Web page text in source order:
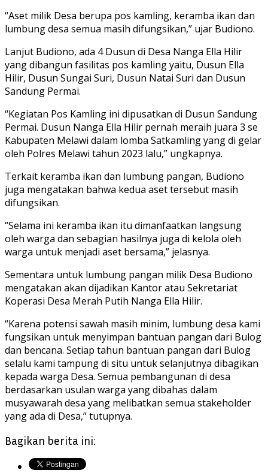
“Aset milik Desa berupa pos kamling, keramba ikan dan
lumbung desa semua masih difungsikan,” ujar Budiono.
Lanjut Budiono, ada 4 Dusun di Desa Nanga Ella Hilir
yang dibangun fasilitas pos kamling yaitu, Dusun Ella
Hilir, Dusun Sungai Suri, Dusun Natai Suri dan Dusun
Sandung Permai.
“Kegiatan Pos Kamling ini dipusatkan di Dusun Sandung
Permai. Dusun Nanga Ella Hilir pernah meraih juara 3 se
Kabupaten Melawi dalam lomba Satkamling yang di gelar
oleh Polres Melawi tahun 2023 lalu,” ungkapnya.
Terkait keramba ikan dan lumbung pangan, Budiono
juga mengatakan bahwa kedua aset tersebut masih
difungsikan.
“Selama ini keramba ikan itu dimanfaatkan langsung
oleh warga dan sebagian hasilnya juga di kelola oleh
warga untuk menjadi aset bersama,” jelasnya.
Sementara untuk lumbung pangan milik Desa Budiono
mengatakan akan dijadikan Kantor atau Sekretariat
Koperasi Desa Merah Putih Nanga Ella Hilir.
“Karena potensi sawah masih minim, lumbung desa kami
fungsikan untuk menyimpan bantuan pangan dari Bulog
dan bencana. Setiap tahun bantuan pangan dari Bulog
selalu kami tampung di situ untuk selanjutnya dibagikan
kepada warga Desa. Semua pembangunan di desa
berdasarkan usulan warga yang dibahas dalam
musyawarah desa yang melibatkan semua stakeholder
yang ada di Desa,” tutupnya.
Bagikan berita ini: